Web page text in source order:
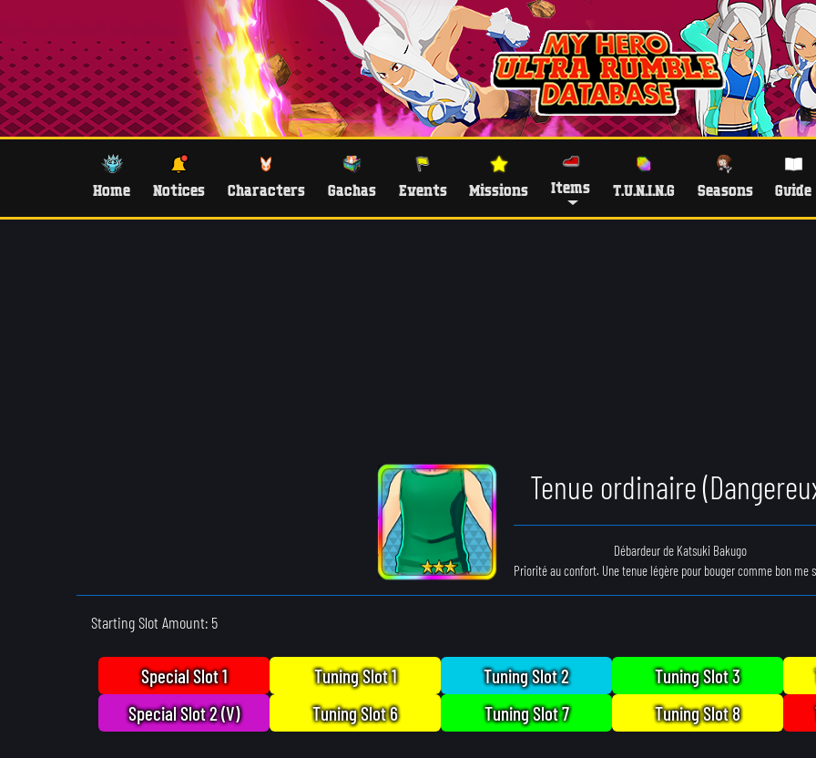
Home Notices Characters Gachas Events Missions Items T.U.N.I.N.G Seasons Guide
Tenue ordinaire
Débardeur de Katsuki Bakugo
Priorité au confort. Une tenue légère pour bouger comme bon me
Starting Slot Amount: 5
Special Slot 1 Tuning Slot 1 Tuning Slot 2 Tuning Slot 3
Special Slot 2 (V)
Tuning Slot 6 Tuning Slot 7 Tuning Slot 8